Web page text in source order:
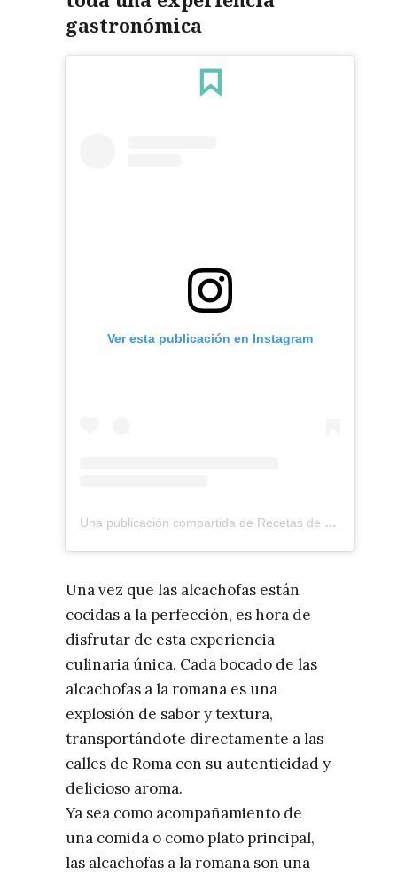
gastronómica
Ver esta publicación en Instagram
Una publicación compartida de Recetas de cocina | Tatiana (@lawebcinera)
Una vez que las alcachofas están
cocidas a la perfección, es hora de
disfrutar de esta experiencia
culinaria única. Cada bocado de las
alcachofas a la romana es una
explosión de sabor y textura,
transportándote directamente a las
calles de Roma con su autenticidad y
delicioso aroma.
Ya sea como acompañamiento de
una comida o como plato principal,
las alcachofas a la romana son una